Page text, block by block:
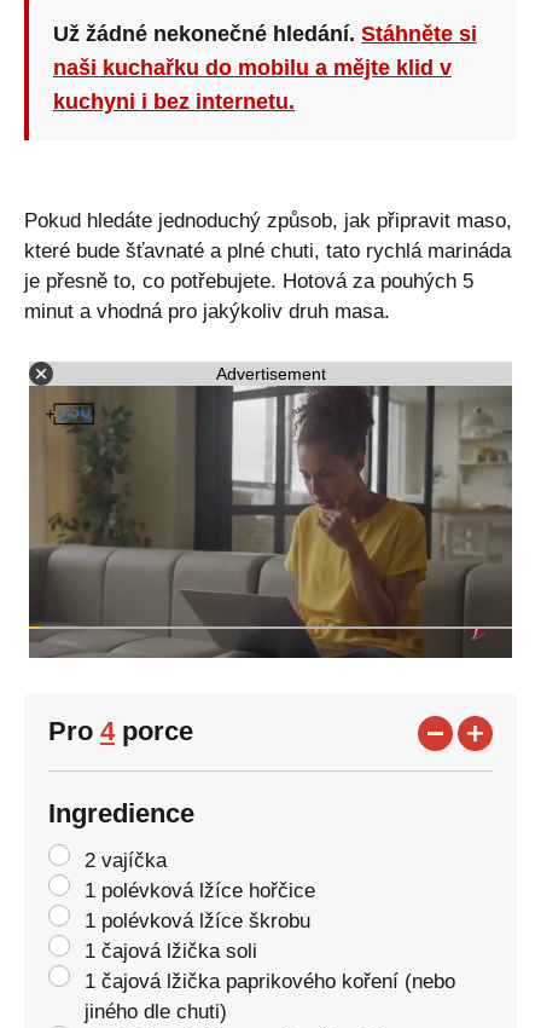
Už žádné nekonečné hledání. Stáhněte si
naši kuchařku do mobilu a mějte klid v
kuchyni i bez internetu.
Pokud hledáte jednoduchý způsob, jak připravit maso,
které bude šťavnaté a plné chuti, tato rychlá marináda
je přesně to, co potřebujete. Hotová za pouhých 5
minut a vhodná pro jakýkoliv druh masa.
Advertisement
Pro 4porce
Ingredience
2 vajíčka
1 polévková lžíce hořčice
1 polévková lžíce škrobu
1 čajová lžička soli
1 čajová lžička paprikového koření (nebo
jiného dle chuti)